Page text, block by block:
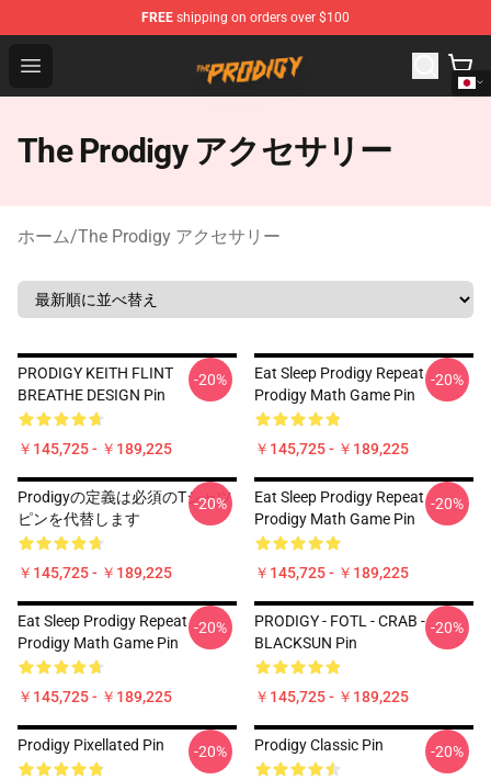
FREE shipping on orders over $100
Open menu
The Prodigy Store - Official The Prodigy Merchandise
The Prodigy アクセサリー
ホーム/The Prodigy アクセサリー
PRODIGY KEITH FLINT
BREATHE DESIGN Pin
￥145,725 - ￥189,225
-20%
Eat Sleep Prodigy Repeat
Prodigy Math Game Pin
￥145,725 - ￥189,225
-20%
Prodigyの定義は必須のTシャツ
ピンを代替します
￥145,725 - ￥189,225
-20%
Eat Sleep Prodigy Repeat
Prodigy Math Game Pin
￥145,725 - ￥189,225
-20%
Eat Sleep Prodigy Repeat
Prodigy Math Game Pin
￥145,725 - ￥189,225
-20%
PRODIGY - FOTL - CRAB -
BLACKSUN Pin
￥145,725 - ￥189,225
-20%
Prodigy Pixellated Pin -20% Prodigy Classic Pin -20%